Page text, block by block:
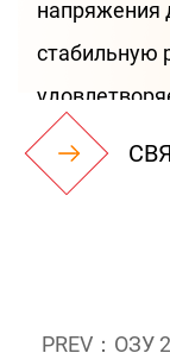
напряжения
стабильную
различных
металла,
PREV：ОЗУ